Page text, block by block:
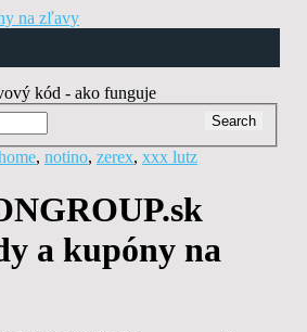
, notino, zerex, xxx lutz
a kupóny na